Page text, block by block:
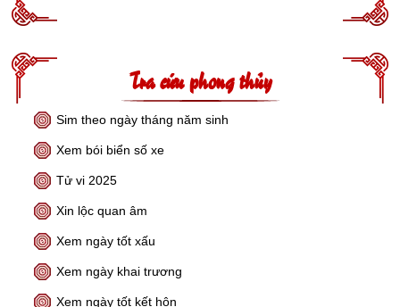
Tra cứu phong thủy
Sim theo ngày tháng năm sinh
Xem bói biển số xe
Tử vi 2025
Xin lộc quan âm
Xem ngày tốt xấu
Xem ngày khai trương
Xem ngày tốt kết hôn